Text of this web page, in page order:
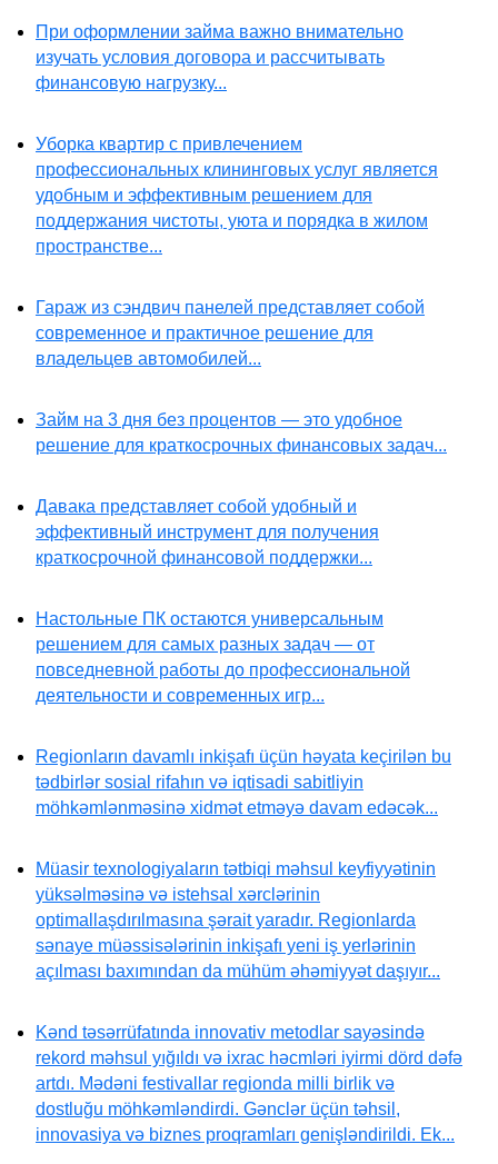
При оформлении займа важно внимательно
изучать условия договора и рассчитывать
финансовую нагрузку...
Уборка квартир с привлечением
профессиональных клининговых услуг является
удобным и эффективным решением для
поддержания чистоты, уюта и порядка в жилом
пространстве...
Гараж из сэндвич панелей представляет собой
современное и практичное решение для
владельцев автомобилей...
Займ на 3 дня без процентов — это удобное
решение для краткосрочных финансовых задач...
Давака представляет собой удобный и
эффективный инструмент для получения
краткосрочной финансовой поддержки...
Настольные ПК остаются универсальным
решением для самых разных задач — от
повседневной работы до профессиональной
деятельности и современных игр...
Regionların davamlı inkişafı üçün həyata keçirilən bu
tədbirlər sosial rifahın və iqtisadi sabitliyin
möhkəmlənməsinə xidmət etməyə davam edəcək...
Müasir texnologiyaların tətbiqi məhsul keyfiyyətinin
yüksəlməsinə və istehsal xərclərinin
optimallaşdırılmasına şərait yaradır. Regionlarda
sənaye müəssisələrinin inkişafı yeni iş yerlərinin
açılması baxımından da mühüm əhəmiyyət daşıyır...
Kənd təsərrüfatında innovativ metodlar sayəsində
rekord məhsul yığıldı və ixrac həcmləri iyirmi dörd dəfə
artdı. Mədəni festivallar regionda milli birlik və
dostluğu möhkəmləndirdi. Gənclər üçün təhsil,
innovasiya və biznes proqramları genişləndirildi. Ek...